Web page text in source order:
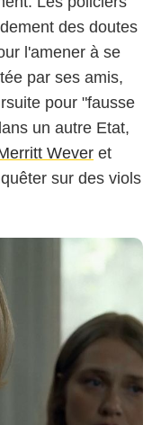
des doutes
l'amener à se
par ses amis,
pour "fausse
un autre Etat,
Wever et
sur des viols